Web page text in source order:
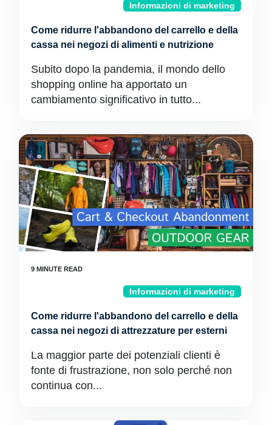
Informazioni di marketing
Come ridurre l'abbandono del carrello e della
cassa nei negozi di alimenti e nutrizione
Subito dopo la pandemia, il mondo dello
shopping online ha apportato un
cambiamento significativo in tutto...
Informazioni di marketing
Come ridurre l'abbandono del carrello e della
cassa nei negozi di attrezzature per esterni
La maggior parte dei potenziali clienti è
fonte di frustrazione, non solo perché non
continua con...